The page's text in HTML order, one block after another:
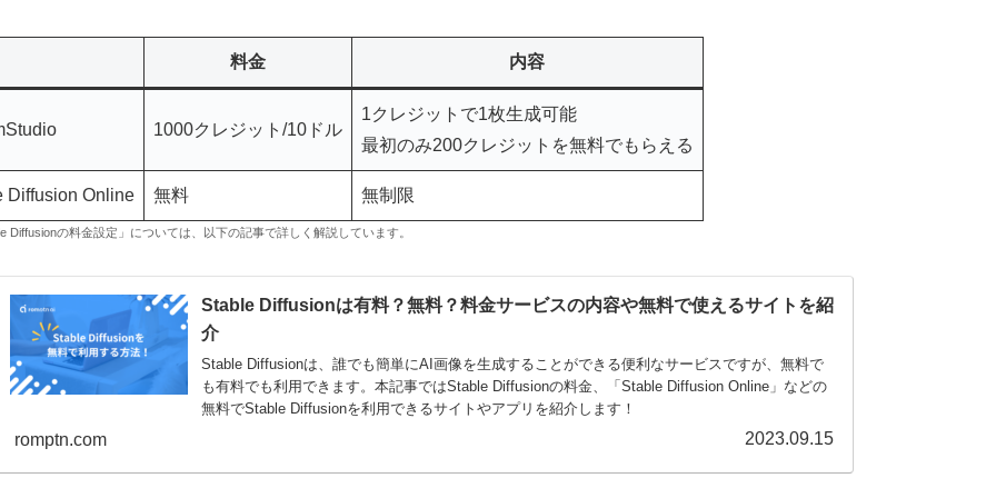
料金 内容
1000クレジット/10ドル
1クレジットで1枚生成可能
最初のみ200クレジットを無料でもらえる
Diffusion Online 無料 無制限
Diffusionの料金設定」については、以下の記事で詳しく解説しています。
Stable Diffusionは有料？無料？料金サービスの内容や無料で使えるサイトを紹
介
Stable Diffusionは、誰でも簡単にAI画像を生成することができる便利なサービスですが、無料で
も有料でも利用できます。本記事ではStable Diffusionの料金、「Stable Diffusion Online」などの
無料でStable Diffusionを利用できるサイトやアプリを紹介します！
romptn.com 2023.09.15